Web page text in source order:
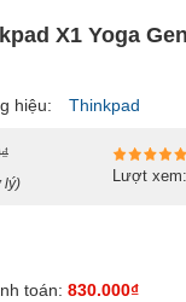
X1 Yoga
hiệu: Thinkpad
lý)
Lượt
toán: 830.000₫